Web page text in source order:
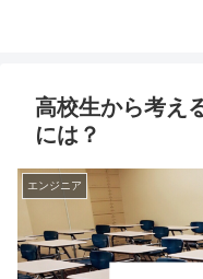
高校生から考え
には？
エンジニア